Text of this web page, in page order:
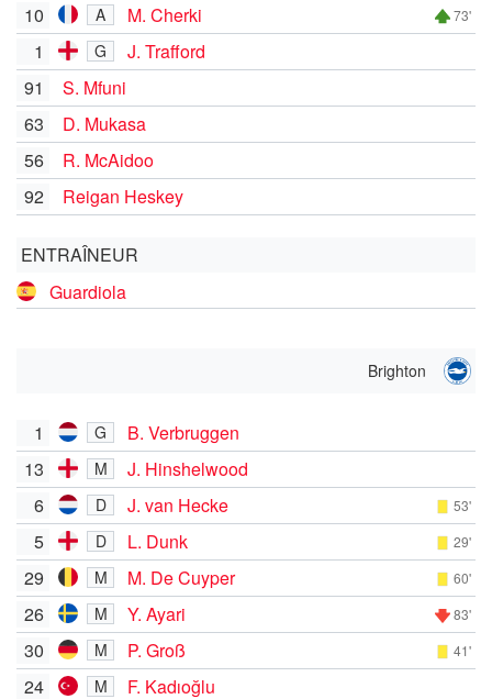
10 A M. Cherki 73'
1 G
J. Trafford
91
S. Mfuni
63
D. Mukasa
56
R. McAidoo
92
Reigan Heskey
ENTRAÎNEUR
Guardiola
Brighton
1 G
B. Verbruggen
13
M
J. Hinshelwood
6
D J. van Hecke 53'
5 D L. Dunk 29'
29 M M. De Cuyper 60'
26 M Y. Ayari 83'
30 M P. Groß 41'
24 M
F. Kadıoğlu